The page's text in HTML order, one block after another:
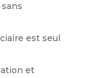
est seul
et